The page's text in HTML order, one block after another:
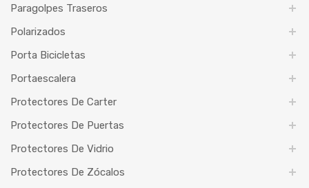
Paragolpes Traseros
Polarizados
Porta Bicicletas
Portaescalera
Protectores De Carter
Protectores De Puertas
Protectores De Vidrio
Protectores De Zócalos